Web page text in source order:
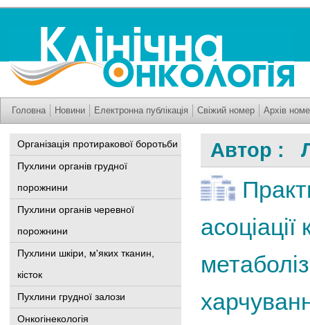
Головна Новини Електронна публікація Свіжий номер Архів
Організація протиракової боротьби
Пухлини органів грудної
порожнини
Пухлини органів черевної
порожнини
Пухлини шкіри, м'яких тканин,
кісток
Пухлини грудної залози
Онкогінекологія
Автор :